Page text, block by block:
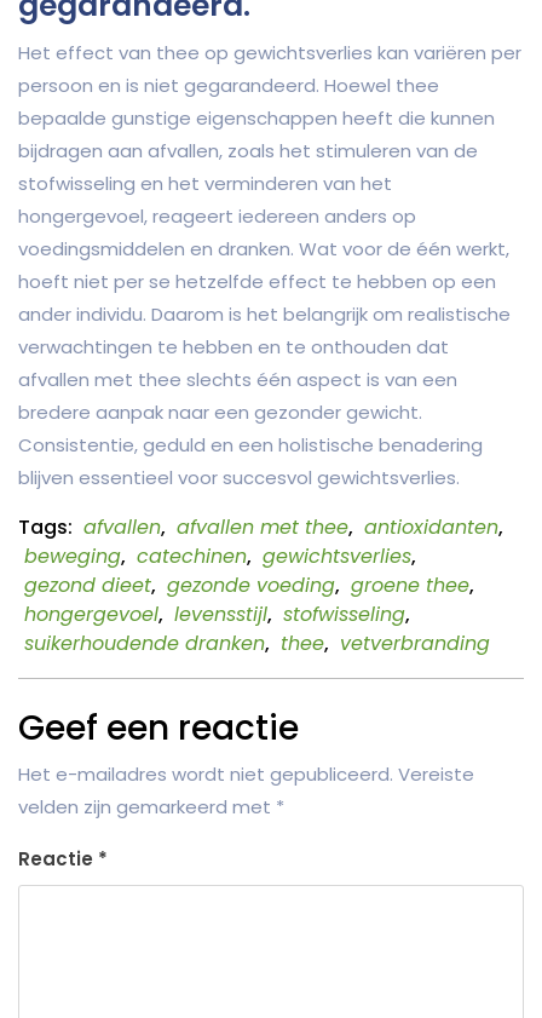
Het effect van thee op gewichtsverlies kan variëren per
persoon en is niet gegarandeerd. Hoewel thee
bepaalde gunstige eigenschappen heeft die kunnen
bijdragen aan afvallen, zoals het stimuleren van de
stofwisseling en het verminderen van het
hongergevoel, reageert iedereen anders op
voedingsmiddelen en dranken. Wat voor de één werkt,
hoeft niet per se hetzelfde effect te hebben op een
ander individu. Daarom is het belangrijk om realistische
verwachtingen te hebben en te onthouden dat
afvallen met thee slechts één aspect is van een
bredere aanpak naar een gezonder gewicht.
Consistentie, geduld en een holistische benadering
blijven essentieel voor succesvol gewichtsverlies.
Tags: afvallen, afvallen met thee, antioxidanten,
beweging, catechinen, gewichtsverlies,
gezond dieet, gezonde voeding, groene thee,
hongergevoel, levensstijl, stofwisseling,
suikerhoudende dranken, thee, vetverbranding
Geef een reactie
Het e-mailadres wordt niet gepubliceerd. Vereiste
velden zijn gemarkeerd met *
Reactie *